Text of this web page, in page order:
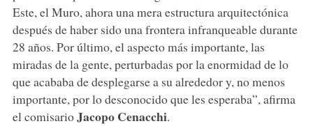
Este, el Muro, ahora una mera estructura arquitectónica
después de haber sido una frontera infranqueable durante
28 años. Por último, el aspecto más importante, las
miradas de la gente, perturbadas por la enormidad de lo
que acababa de desplegarse a su alrededor y, no menos
importante, por lo desconocido que les esperaba”, afirma
el comisarioJacopo Cenacchi.